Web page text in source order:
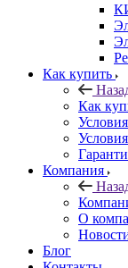
Как купить
Как
Компания
О
Блог